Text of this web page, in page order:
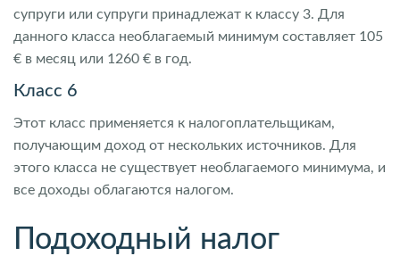
супруги или супруги принадлежат к классу 3. Для
данного класса необлагаемый минимум составляет 105
€ в месяц или 1260 € в год.
Класс 6
Этот класс применяется к налогоплательщикам,
получающим доход от нескольких источников. Для
этого класса не существует необлагаемого минимума, и
все доходы облагаются налогом.
Подоходный налог